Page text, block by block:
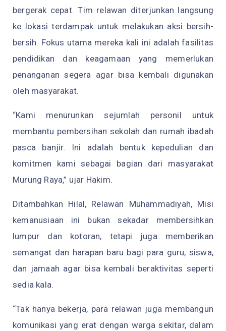
bergerak cepat. Tim relawan diterjunkan langsung
ke lokasi terdampak untuk melakukan aksi bersih-
bersih. Fokus utama mereka kali ini adalah fasilitas
pendidikan dan keagamaan yang memerlukan
penanganan segera agar bisa kembali digunakan
oleh masyarakat.
“Kami menurunkan sejumlah personil untuk
membantu pembersihan sekolah dan rumah ibadah
pasca banjir. Ini adalah bentuk kepedulian dan
komitmen kami sebagai bagian dari masyarakat
Murung Raya,” ujar Hakim.
Ditambahkan Hilal, Relawan Muhammadiyah, Misi
kemanusiaan ini bukan sekadar membersihkan
lumpur dan kotoran, tetapi juga memberikan
semangat dan harapan baru bagi para guru, siswa,
dan jamaah agar bisa kembali beraktivitas seperti
sedia kala.
“Tak hanya bekerja, para relawan juga membangun
komunikasi yang erat dengan warga sekitar, dalam